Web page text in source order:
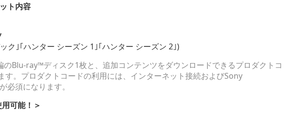
ト内容
ク｣｢ハンター シーズン 1｣｢ハンター シーズン 2｣)
Blu-ray™ディスク1枚と、追加コンテンツをダウンロードできるプロダクトコ
す。プロダクトコードの利用には、インターネット接続およびSony
須になります。
可能！＞